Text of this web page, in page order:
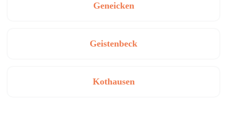
Geneicken
Geistenbeck
Kothausen